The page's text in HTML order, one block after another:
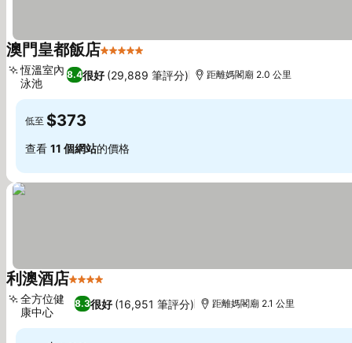
澳門皇都飯店5 星級
8.4很好 (29,889 筆評分)
恆溫室內
泳池
距離媽閣廟 2.0 公里
低至 $373
查看 11 個網站的價格
利澳酒店4 星級
8.3很好 (16,951 筆評分)
全方位健
康中心
距離媽閣廟 2.1 公里